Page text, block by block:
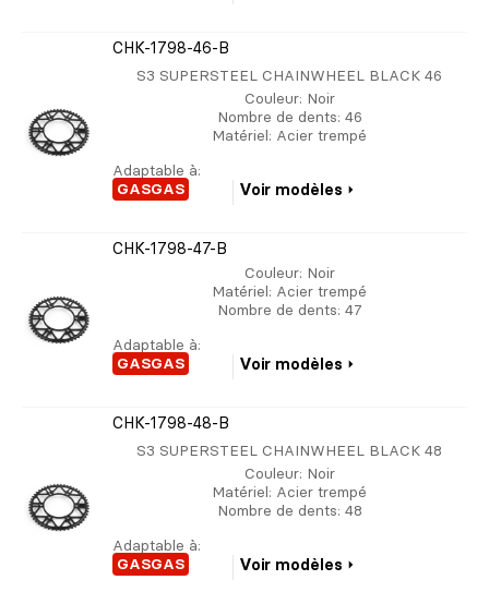
CHK-1798-46-B
S3 SUPERSTEEL CHAINWHEEL BLACK 46
Couleur: Noir
Nombre de dents: 46
Matériel: Acier trempé
Adaptable à:
GASGAS
Voir modèles
CHK-1798-47-B
Couleur: Noir
Matériel: Acier trempé
Nombre de dents: 47
Adaptable à:
GASGAS
Voir modèles
CHK-1798-48-B
S3 SUPERSTEEL CHAINWHEEL BLACK 48
Couleur: Noir
Matériel: Acier trempé
Nombre de dents: 48
Adaptable à:
GASGAS
Voir modèles